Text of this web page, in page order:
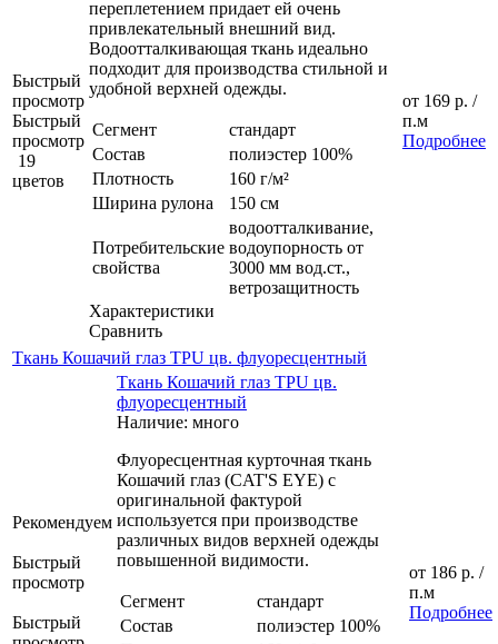
Быстрый
просмотр
Быстрый
просмотр
19
цветов
переплетением придает ей очень
привлекательный внешний вид.
Водоотталкивающая ткань идеально
подходит для производства стильной и
удобной верхней одежды.
Сегмент
стандарт
Состав
полиэстер 100%
Плотность
160 г/м²
Ширина рулона
150 см
Потребительские
свойства
водоотталкивание,
водоупорность от
3000 мм вод.ст.,
ветрозащитность
Характеристики
Сравнить
от 169 р. /
п.м
Подробнее
Ткань Кошачий глаз TPU цв. флуоресцентный
Рекомендуем
Быстрый
просмотр
Быстрый
Ткань Кошачий глаз TPU цв.
флуоресцентный
Наличие: много
Флуоресцентная курточная ткань
Кошачий глаз (CAT'S EYE) с
оригинальной фактурой
используется при производстве
различных видов верхней одежды
повышенной видимости.
Сегмент
стандарт
Состав
полиэстер 100%
от 186 р. /
п.м
Подробнее